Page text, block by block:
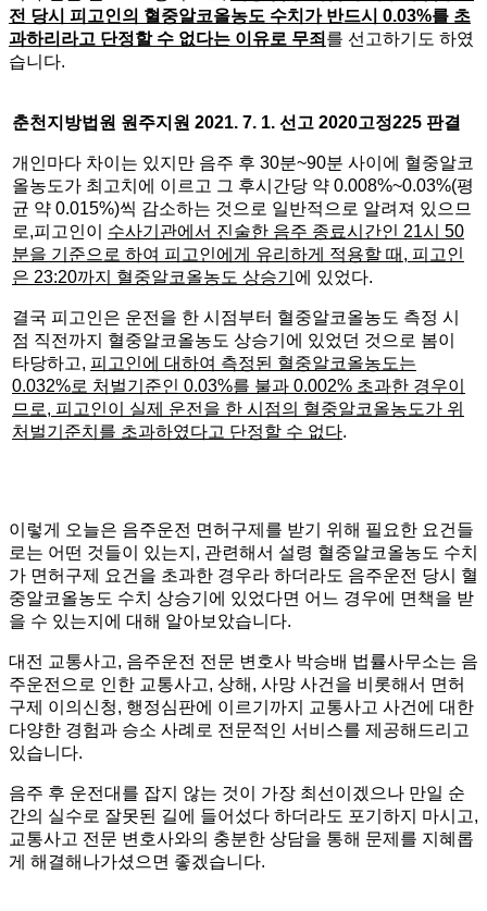
전 당시 피고인의 혈중알코올농도 수치가 반드시 0.03%를 초
과하리라고 단정할 수 없다는 이유로 무죄 를 선고하기도 하였
습니다.
춘천지방법원 원주지원 2021. 7. 1. 선고 2020고정225 판결
개인마다 차이는 있지만 음주 후 30분~90분 사이에 혈중알코
올농도가 최고치에 이르고 그 후시간당 약 0.008%~0.03%(평
균 약 0.015%)씩 감소하는 것으로 일반적으로 알려져 있으므
로,피고인이 수사기관에서 진술한 음주 종료시간인 21시 50
분을 기준으로 하여 피고인에게 유리하게 적용할 때 , 피고인
은 23:20까지 혈중알코올농도 상승기 에 있었다.
결국 피고인은 운전을 한 시점부터 혈중알코올농도 측정 시
점 직전까지 혈중알코올농도 상승기에 있었던 것으로 봄이
타당하고, 피고인에 대하여 측정된 혈중알코올농도는
0.032%로 처벌기준인 0.03%를 불과 0.002% 초과한 경우이
므로, 피고인이 실제 운전을 한 시점의 혈중알코올농도가 위
처벌기준치를 초과하였다고 단정할 수 없다.
이렇게 오늘은 음주운전 면허구제를 받기 위해 필요한 요건들
로는 어떤 것들이 있는지, 관련해서 설령 혈중알코올농도 수치
가 면허구제 요건을 초과한 경우라 하더라도 음주운전 당시 혈
중알코올농도 수치 상승기에 있었다면 어느 경우에 면책을 받
을 수 있는지에 대해 알아보았습니다.
대전 교통사고, 음주운전 전문 변호사 박승배 법률사무소는 음
주운전으로 인한 교통사고, 상해, 사망 사건을 비롯해서 면허
구제 이의신청, 행정심판에 이르기까지 교통사고 사건에 대한
다양한 경험과 승소 사례로 전문적인 서비스를 제공해드리고
있습니다.
음주 후 운전대를 잡지 않는 것이 가장 최선이겠으나 만일 순
간의 실수로 잘못된 길에 들어섰다 하더라도 포기하지 마시고,
교통사고 전문 변호사와의 충분한 상담을 통해 문제를 지혜롭
게 해결해나가셨으면 좋겠습니다.